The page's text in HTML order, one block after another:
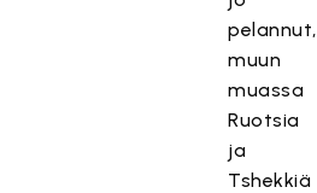
pelannut,
muun
muassa
Ruotsia
ja
Tshekkiä